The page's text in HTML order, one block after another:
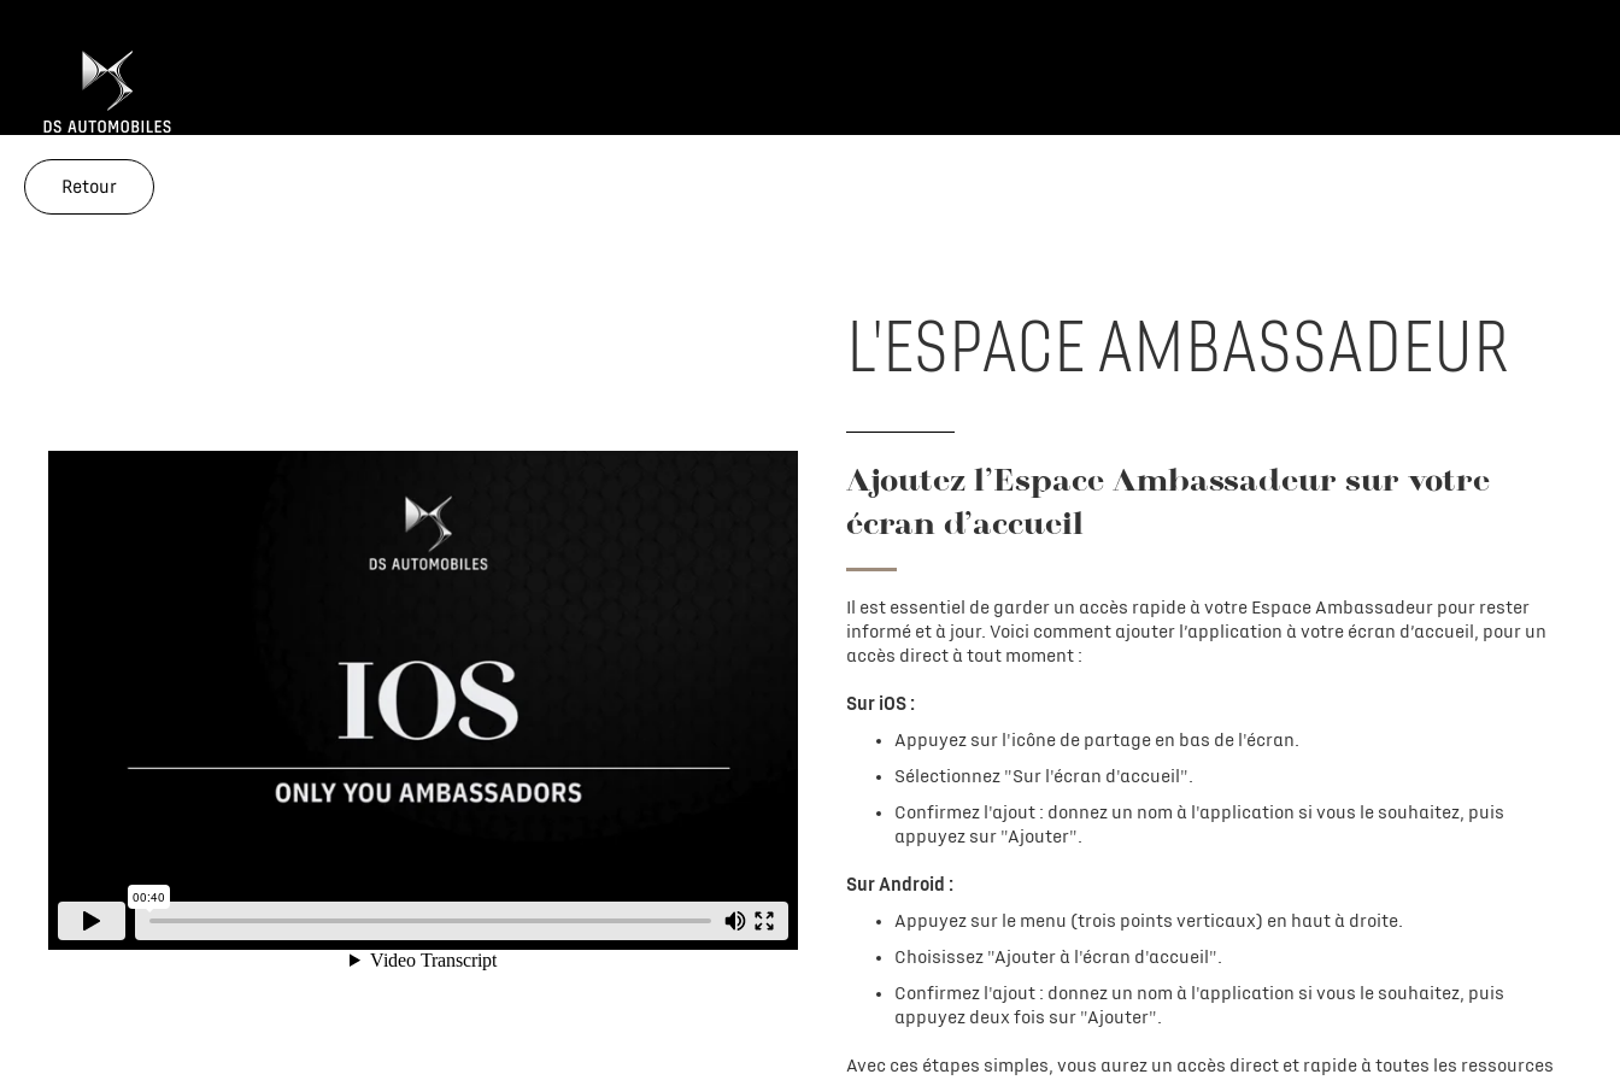
Retour
L'ESPACE AMBASSADEUR
Ajoutez l’Espace Ambassadeur sur votre
écran d’accueil
Il est essentiel de garder un accès rapide à votre Espace Ambassadeur pour rester
informé et à jour. Voici comment ajouter l’application à votre écran d’accueil, pour un
accès direct à tout moment :
Sur iOS :
Appuyez sur l'icône de partage en bas de l'écran.
Sélectionnez "Sur l'écran d'accueil".
Confirmez l'ajout : donnez un nom à l'application si vous le souhaitez, puis
appuyez sur "Ajouter".
Sur Android :
Appuyez sur le menu (trois points verticaux) en haut à droite.
Choisissez "Ajouter à l'écran d'accueil".
Confirmez l'ajout : donnez un nom à l'application si vous le souhaitez, puis
appuyez deux fois sur "Ajouter".
Avec ces étapes simples, vous aurez un accès direct et rapide à toutes les ressources